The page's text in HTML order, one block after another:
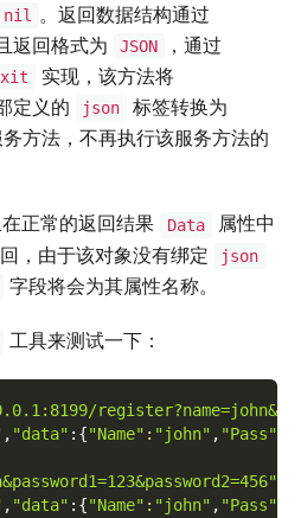
nil 。返回数据结构通过
返回格式为 JSON ，通过
实现，该方法将
定义的 json 标签转换为
方法，不再执行该服务方法的
正常的返回结果 Data
属性中
，由于该对象没有绑定 json
字段将会为其属性名称。
工具来测试一下：
, "data" : {"Name" : "john" , "Pass"
, "data" : {"Name" : "john" , "Pass"